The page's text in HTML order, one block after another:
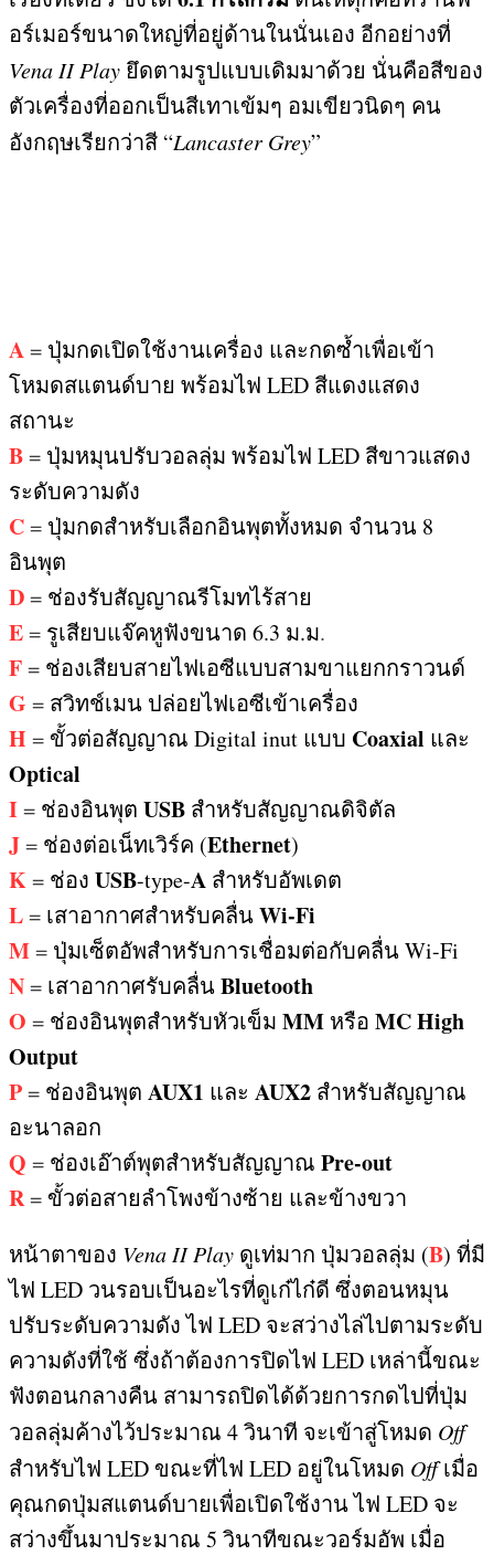
อร์เมอร์ขนาดใหญ่ที่อยู่ด้านในนั่นเอง อีกอย่างที่
Vena II Play ยึดตามรูปแบบเดิมมาด้วย นั่นคือสีของ
ตัวเครื่องที่ออกเป็นสีเทาเข้มๆ อมเขียวนิดๆ คน
อังกฤษเรียกว่าสี “Lancaster Grey”
A= ปุ่มกดเปิดใช้งานเครื่อง และกดซ้ำเพื่อเข้า
โหมดสแตนด์บาย พร้อมไฟ LED สีแดงแสดง
สถานะ
B= ปุ่มหมุนปรับวอลลุ่ม พร้อมไฟ LED สีขาวแสดง
ระดับความดัง
C= ปุ่มกดสำหรับเลือกอินพุตทั้งหมด จำนวน 8
อินพุต
D= ช่องรับสัญญาณรีโมทไร้สาย
E= รูเสียบแจ๊คหูฟังขนาด 6.3 ม.ม.
F= ช่องเสียบสายไฟเอซีแบบสามขาแยกกราวนด์
G = สวิทช์เมน ปล่อยไฟเอซีเข้าเครื่อง
H = ขั้วต่อสัญญาณ Digital inut แบบ Coaxial และ
Optical
I= ช่องอินพุต USB สำหรับสัญญาณดิจิตัล
J= ช่องต่อเน็ทเวิร์ค (Ethernet)
K= ช่อง USB-type-A สำหรับอัพเดต
L= เสาอากาศสำหรับคลื่นWi-Fi
M= ปุ่มเซ็ตอัพสำหรับการเชื่อมต่อกับคลื่นWi-Fi
N= เสาอากาศรับคลื่นBluetooth
O = ช่องอินพุตสำหรับหัวเข็ม MM หรือ MC High
Output
P= ช่องอินพุต AUX1 และ AUX2 สำหรับสัญญาณ
อะนาลอก
Q = ช่องเอ๊าต์พุตสำหรับสัญญาณ Pre-out
R= ขั้วต่อสายลำโพงข้างซ้าย และข้างขวา
หน้าตาของ Vena II Play ดูเท่มาก ปุ่มวอลลุ่ม (B) ที่มี
ไฟ LED วนรอบเป็นอะไรที่ดูเก๋ไก๋ดี ซึ่งตอนหมุน
ปรับระดับความดัง ไฟ LED จะสว่างไล่ไปตามระดับ
ความดังที่ใช้ ซึ่งถ้าต้องการปิดไฟ LED เหล่านี้ขณะ
ฟังตอนกลางคืน สามารถปิดได้ด้วยการกดไปที่ปุ่ม
วอลลุ่มค้างไว้ประมาณ 4วินาที จะเข้าสู่โหมด Off
สำหรับไฟ LED ขณะที่ไฟ LED อยู่ในโหมด Off เมื่อ
คุณกดปุ่มสแตนด์บายเพื่อเปิดใช้งาน ไฟ LED จะ
สว่างขึ้นมาประมาณ 5 วินาทีขณะวอร์มอัพ เมื่อ